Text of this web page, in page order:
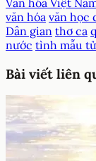
Khám phá hình
sâu sắc
30/06/2026
Tags nổi bật